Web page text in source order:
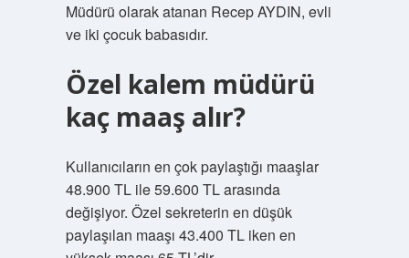
Müdürü olarak atanan Recep AYDIN, evli
ve iki çocuk babasıdır.
Özel kalem müdürü
kaç maaş alır?
Kullanıcıların en çok paylaştığı maaşlar
48.900 TL ile 59.600 TL arasında
değişiyor. Özel sekreterin en düşük
paylaşılan maaşı 43.400 TL iken en